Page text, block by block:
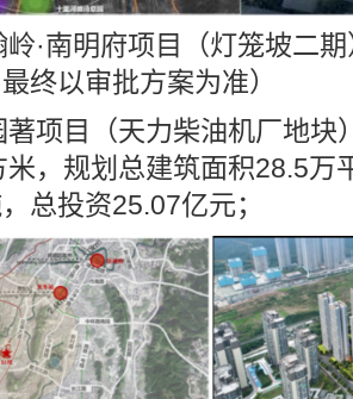
岭·南明府项目（灯笼坡二
终以审批方案为准）
著项目（天力柴油机厂地块
，规划总建筑面积28.5万
总投资25.07亿元；